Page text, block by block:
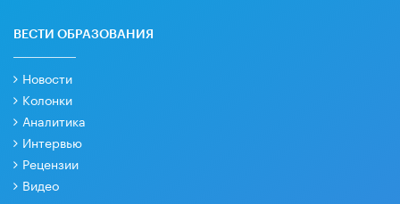
ВЕСТИ ОБРАЗОВАНИЯ
Новости
Колонки
Аналитика
Интервью
Рецензии
Видео